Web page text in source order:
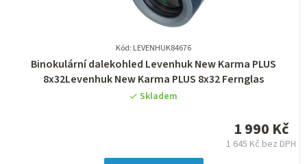
Kód: LEVENHUK84676
Průměrné
hodnocení
produktu
Binokulární dalekohled Levenhuk New Karma PLUS
8x32Levenhuk New Karma PLUS 8x32 Fernglas
Skladem
1 990 Kč
1 645 Kč bez DPH